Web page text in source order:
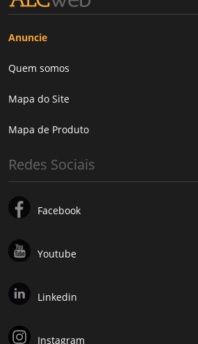
Anuncie
Quem somos
Mapa do Site
Mapa de Produto
Redes Sociais
Facebook
Youtube
Linkedin
Instagram